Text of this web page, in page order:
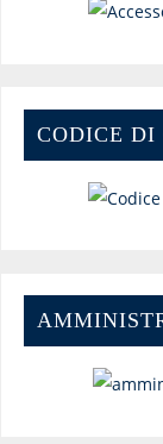
CODICE DI